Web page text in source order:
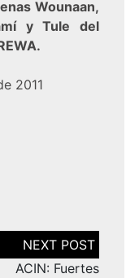
Wounaan,
y Tule del
2011
ACIN: Fuertes